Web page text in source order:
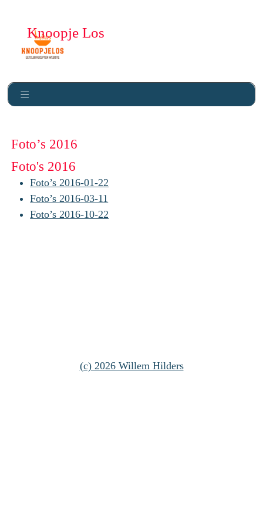
Knoopje Los
Foto’s 2016
Foto's 2016
Foto’s 2016-01-22
Foto’s 2016-03-11
Foto’s 2016-10-22
(c) 2026 Willem Hilders